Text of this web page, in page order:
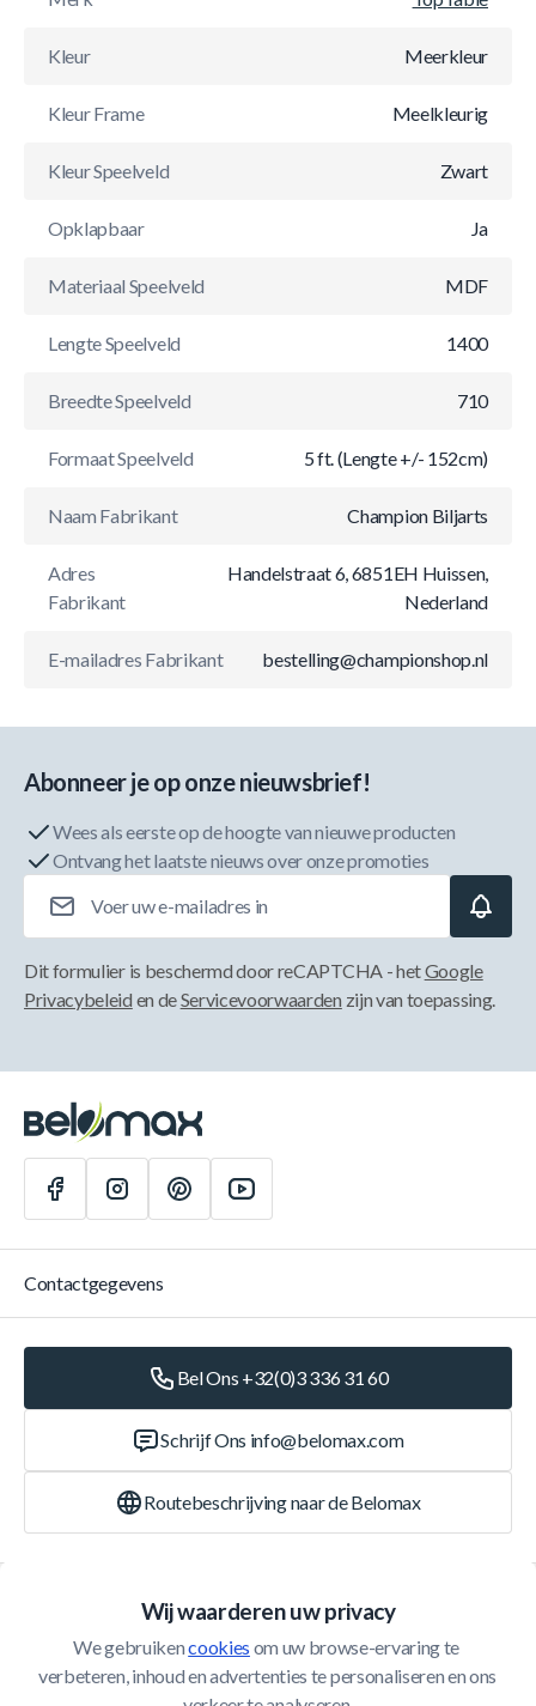
Kleur Meerkleur
Kleur Frame Meelkleurig
Kleur Speelveld Zwart
Opklapbaar Ja
Materiaal Speelveld MDF
Lengte Speelveld 1400
Breedte Speelveld 710
Formaat Speelveld 5 ft. (Lengte +/- 152cm)
Naam Fabrikant Champion Biljarts
Adres
Fabrikant
Handelstraat 6, 6851EH Huissen,
Nederland
E-mailadres Fabrikant bestelling@championshop.nl
Wij waarderen uw privacy
We gebruiken cookies om uw browse-ervaring te
verbeteren, inhoud en advertenties te personaliseren en ons
Abonneer je op onze nieuwsbrief!
Wees als eerste op de hoogte van nieuwe producten
Ontvang het laatste nieuws over onze promoties
Dit formulier is beschermd door reCAPTCHA - hetGoogle
Privacybeleid en deServicevoorwaarden zijn van toepassing.
Klantenservice
Contactgegevens
Bel Ons +32(0)3 336 31 60
Schrijf Ons info@belomax.com
Routebeschrijving naar de Belomax